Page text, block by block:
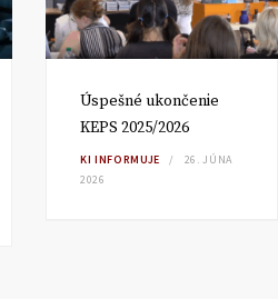
Úspešné ukončenie
KEPS 2025/2026
KI INFORMUJE
26. JÚNA
2026